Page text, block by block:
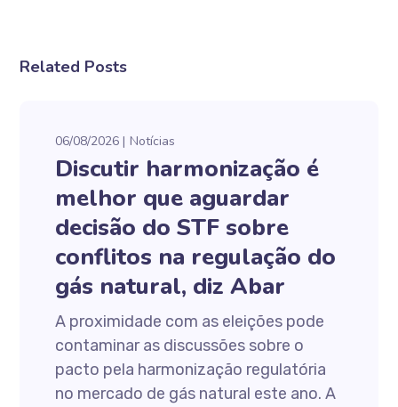
Related Posts
06/08/2026 Notícias
Discutir harmonização é
melhor que aguardar
decisão do STF sobre
conflitos na regulação do
gás natural, diz Abar
A proximidade com as eleições pode
contaminar as discussões sobre o
pacto pela harmonização regulatória
no mercado de gás natural este ano. A